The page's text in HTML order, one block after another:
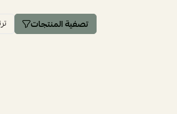
تصفية المنتجات